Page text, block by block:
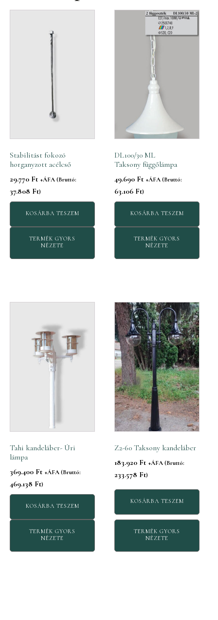
Stabilitást fokozó
horganyzott acélcső
29.770 Ft +ÁFA (Bruttó:
37.808 Ft)
KOSÁRBA TESZEM
TERMÉK GYORS
NÉZETE
DL100/30 ML
Taksony függőlámpa
49.690 Ft +ÁFA (Bruttó:
63.106 Ft)
KOSÁRBA TESZEM
TERMÉK GYORS
NÉZETE
Tahi kandeláber- Úri
lámpa
369.400 Ft +ÁFA (Bruttó:
469.138 Ft)
KOSÁRBA TESZEM
TERMÉK GYORS
NÉZETE
Z2-60 Taksony kandeláber
183.920 Ft +ÁFA (Bruttó:
233.578 Ft)
KOSÁRBA TESZEM
TERMÉK GYORS
NÉZETE